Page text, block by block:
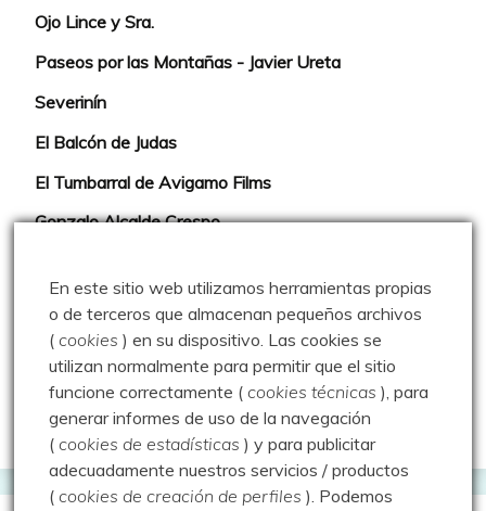
Ojo Lince y Sra.
Paseos por las Montañas - Javier Ureta
Severinín
El Balcón de Judas
El Tumbarral de Avigamo Films
Gonzalo Alcalde Crespo
Rutas y excursiones con niños
Valdeolea. Río Camesa, la vía azul
Aprendiz de sueños
En este sitio web utilizamos herramientas propias
o de terceros que almacenan pequeños archivos
(cookies ) en su dispositivo. Las cookies se
utilizan normalmente para permitir que el sitio
funcione correctamente (cookies técnicas ), para
generar informes de uso de la navegación
(cookies de estadísticas ) y para publicitar
adecuadamente nuestros servicios / productos
(cookies de creación de perfiles ). Podemos